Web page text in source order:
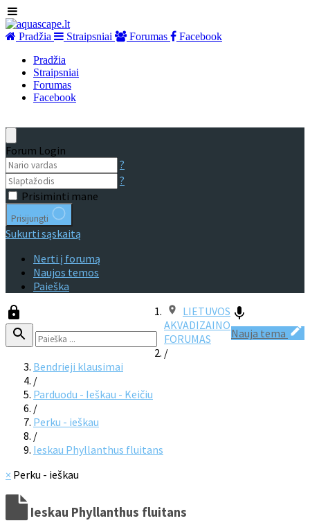
Pradžia Straipsniai Forumas
Facebook
Pradžia
Straipsniai
Forumas
Facebook
Forum Login
?
?
Prisiminti mane
Prisijungti
Sukurti sąskaitą
Nerti į forumą
Naujos temos
Paieška
Nauja tema
LIETUVOS
AKVADIZAINO
FORUMAS
/
Bendrieji klausimai
/
Parduodu - Ieškau - Keičiu
/
Perku - ieškau
/
Ieskau Phyllanthus fluitans
× Perku - ieškau
Ieskau Phyllanthus fluitans